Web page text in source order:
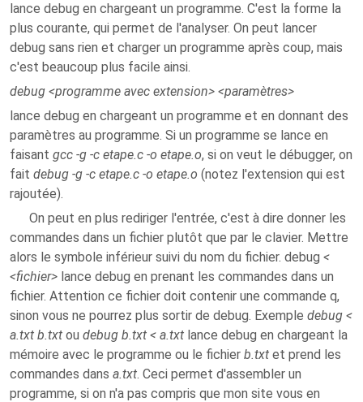
lance debug en chargeant un programme. C'est la forme la
plus courante, qui permet de l'analyser. On peut lancer
debug sans rien et charger un programme après coup, mais
c'est beaucoup plus facile ainsi.
debug <programme avec extension> <paramètres>
lance debug en chargeant un programme et en donnant des
paramètres au programme. Si un programme se lance en
faisant gcc -g -c etape.c -o etape.o, si on veut le débugger, on
fait debug -g -c etape.c -o etape.o (notez l'extension qui est
rajoutée).
On peut en plus rediriger l'entrée, c'est à dire donner les
commandes dans un fichier plutôt que par le clavier. Mettre
alors le symbole inférieur suivi du nom du fichier. debug <
<fichier> lance debug en prenant les commandes dans un
fichier. Attention ce fichier doit contenir une commande q,
sinon vous ne pourrez plus sortir de debug. Exemple debug <
a.txt b.txt ou debug b.txt < a.txt lance debug en chargeant la
mémoire avec le programme ou le fichier b.txt et prend les
commandes dans a.txt. Ceci permet d'assembler un
programme, si on n'a pas compris que mon site vous en